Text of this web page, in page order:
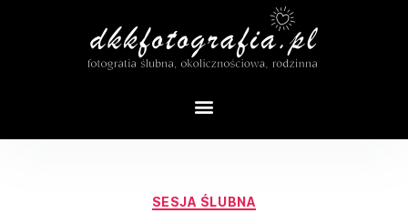
SESJA ŚLUBNA